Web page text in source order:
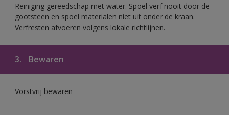
Reiniging gereedschap met water. Spoel verf nooit door de
gootsteen en spoel materialen niet uit onder de kraan.
Verfresten afvoeren volgens lokale richtlijnen.
3. Bewaren
Vorstvrij bewaren